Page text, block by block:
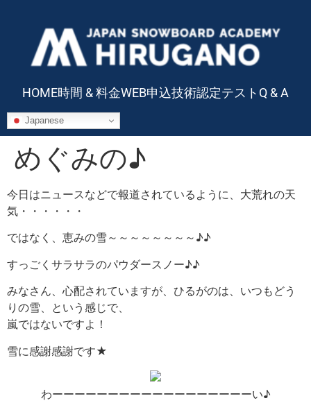
HOME時間 & 料金WEB申込技術認定テスト Q & A
Japanese
めぐみの♪
今日はニュースなどで報道されているように、大荒れの天
気・・・・・・
ではなく、恵みの雪～～～～～～～～♪♪
すっごくサラサラのパウダースノー♪♪
みなさん、心配されていますが、ひるがのは、いつもどう
りの雪、という感じで、
嵐ではないですよ！
雪に感謝感謝です★
わーーーーーーーーーーーーーーーーーーい♪